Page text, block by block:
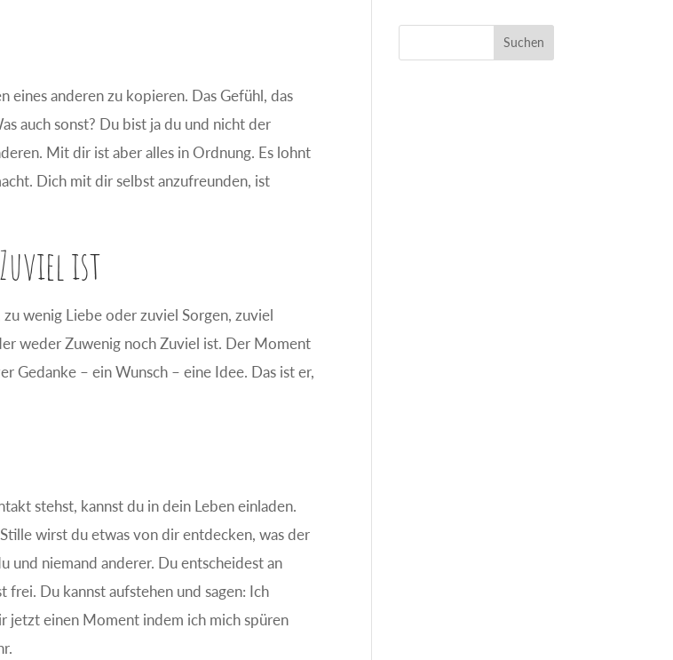
eines anderen zu kopieren. Das Gefühl, das
auch sonst? Du bist ja du und nicht der
Mit dir ist aber alles in Ordnung. Es lohnt
Dich mit dir selbst anzufreunden, ist
ist
wenig Liebe oder zuviel Sorgen, zuviel
weder Zuwenig noch Zuviel ist. Der Moment
Gedanke – ein Wunsch – eine Idee. Das ist er,
stehst, kannst du in dein Leben einladen.
wirst du etwas von dir entdecken, was der
und niemand anderer. Du entscheidest an
Du kannst aufstehen und sagen: Ich
jetzt einen Moment indem ich mich spüren